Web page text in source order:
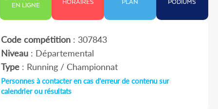
EN LIGNE
HORAIRES PLAN PODIUMS
Code compétition: 307843
Niveau: Départemental
Type: Running / Championnat
Personnes à contacter en cas d'erreur de contenu sur
calendrier ou résultats